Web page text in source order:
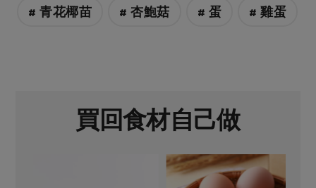
# 青花椰苗 # 杏鮑菇 # 蛋 # 雞蛋
買回食材自己做